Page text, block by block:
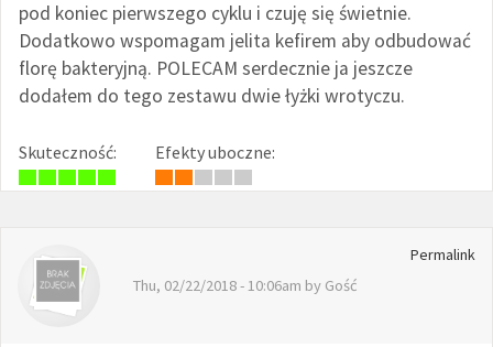
pod koniec pierwszego cyklu i czuję się świetnie.
Dodatkowo wspomagam jelita kefirem aby odbudować
florę bakteryjną. POLECAM serdecznie ja jeszcze
dodałem do tego zestawu dwie łyżki wrotyczu.
Skuteczność: Efekty uboczne:
Permalink
Thu, 02/22/2018 - 10:06am by Gość